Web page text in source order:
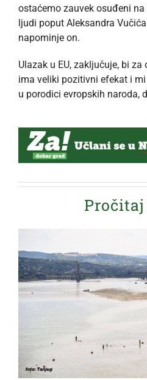
ostaćemo zauvek osuđeni
ljudi poput Aleksandra
napominje on.
Ulazak u EU, zaključuje, bi
ima veliki pozitivni efekat i
u porodici evropskih naroda,